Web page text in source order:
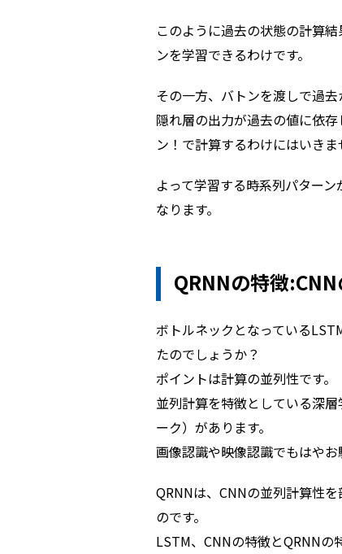
このように過去の状態の計算
ンを学習できるわけです。
その一方、バトンを渡しで過
隠れ層の出力が過去の値に依
ン！で計算するわけにはいきま
よって学習する時系列パター
なります。
QRNNの特徴
ボトルネックとなっている
たのでしょうか？
ポイントは計算の並列性です。
並列計算を特徴としている深
ーク）があります。
画像認識や映像認識でもはやお
QRNNは、CNNの並列計算性
のです。
LSTM、CNNの特徴とQRNNの